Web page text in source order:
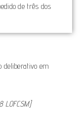
de três dos
deliberativo em
LOFCSM]